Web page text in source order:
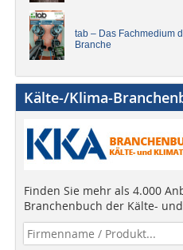
tab – Das Fachmedium
Branche
Kälte-/Klima-
Finden Sie mehr als 4.000
Branchenbuch der Kälte-